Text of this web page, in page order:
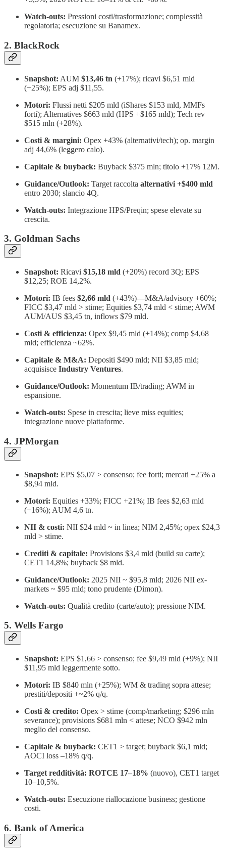
Watch-outs: Pressioni costi/trasformazione; complessità
regolatoria; esecuzione su Banamex.
2. BlackRock
Snapshot: AUM $13,46 tn (+17%); ricavi $6,51 mld
(+25%); EPS adj $11,55.
Motori: Flussi netti $205 mld (iShares $153 mld, MMFs
forti); Alternatives $663 mld (HPS +$165 mld); Tech rev
$515 mln (+28%).
Costi & margini: Opex +43% (alternativi/tech); op. margin
adj 44,6% (leggero calo).
Capitale & buyback: Buyback $375 mln; titolo +17% 12M.
Guidance/Outlook: Target raccolta alternativi +$400 mld
entro 2030; slancio 4Q.
Watch-outs: Integrazione HPS/Preqin; spese elevate su
crescita.
3. Goldman Sachs
Snapshot: Ricavi $15,18 mld (+20%) record 3Q; EPS
$12,25; ROE 14,2%.
Motori: IB fees $2,66 mld (+43%)—M&A/advisory +60%;
FICC $3,47 mld > stime; Equities $3,74 mld < stime; AWM
AUM/AUS $3,45 tn, inflows $79 mld.
Costi & efficienza: Opex $9,45 mld (+14%); comp $4,68
mld; efficienza ~62%.
Capitale & M&A: Depositi $490 mld; NII $3,85 mld;
acquisisce Industry Ventures.
Guidance/Outlook: Momentum IB/trading; AWM in
espansione.
Watch-outs: Spese in crescita; lieve miss equities;
integrazione nuove piattaforme.
4. JPMorgan
Snapshot: EPS $5,07 > consenso; fee forti; mercati +25% a
$8,94 mld.
Motori: Equities +33%; FICC +21%; IB fees $2,63 mld
(+16%); AUM 4,6 tn.
NII & costi: NII $24 mld ~ in linea; NIM 2,45%; opex $24,3
mld > stime.
Crediti & capitale: Provisions $3,4 mld (build su carte);
CET1 14,8%; buyback $8 mld.
Guidance/Outlook: 2025 NII ~ $95,8 mld; 2026 NII ex-
markets ~ $95 mld; tono prudente (Dimon).
Watch-outs: Qualità credito (carte/auto); pressione NIM.
5. Wells Fargo
Snapshot: EPS $1,66 > consenso; fee $9,49 mld (+9%); NII
$11,95 mld leggermente sotto.
Motori: IB $840 mln (+25%); WM & trading sopra attese;
prestiti/depositi +~2% q/q.
Costi & credito: Opex > stime (comp/marketing; $296 mln
severance); provisions $681 mln < attese; NCO $942 mln
meglio del consenso.
Capitale & buyback: CET1 > target; buyback $6,1 mld;
AOCI loss –18% q/q.
Target redditività: ROTCE 17–18% (nuovo), CET1 target
10–10,5%.
Watch-outs: Esecuzione riallocazione business; gestione
costi.
6. Bank of America